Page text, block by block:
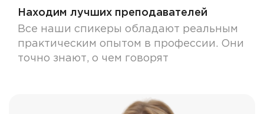
Находим лучших преподавателей
Все наши спикеры обладают реальным
практическим опытом в профессии. Они
точно знают, о чем говорят